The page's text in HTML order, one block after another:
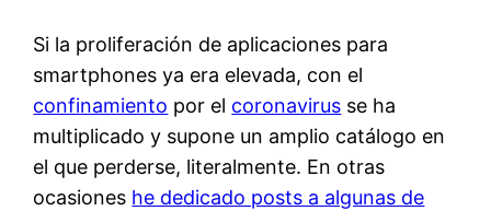
Si la proliferación de aplicaciones para
smartphones ya era elevada, con el
confinamiento por el coronavirus se ha
multiplicado y supone un amplio catálogo en
el que perderse, literalmente. En otras
ocasiones he dedicado posts a algunas de